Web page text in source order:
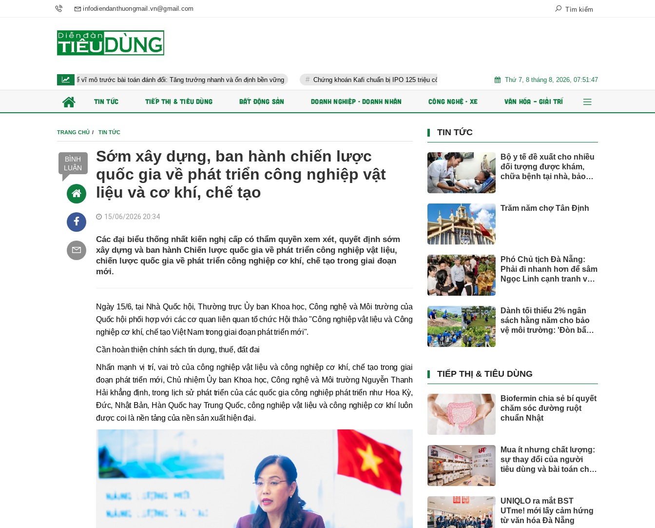
infodiendanthuongmail.vn@gmail.com Tìm kiếm
kinh tế vĩ mô trước bài toán đánh đổi: Tăng trưởng nhanh và ổn định bền vững Chứng khoán Kafi chuẩn bị IPO 125 triệu cổ phiếu và phát hành ESOP Xe điện đang áp đảo thị trường MPV Việt
Thứ 7, 8 tháng 8, 2026, 07:51:48
TIN TỨC TIẾP THỊ & TIÊU DÙNG BẤT ĐỘNG SẢN DOANH NGHIỆP - DOANH NHÂN CÔNG NGHỆ - XE VĂN HÓA – GIẢI TRÍ
TRANG CHỦ TIN TỨC
BÌNH
LUẬN
Sớm xây dựng, ban hành chiến lược
quốc gia về phát triển công nghiệp vật
liệu và cơ khí, chế tạo
15/06/2026 20:34
Các đại biểu thống nhất kiến nghị cấp có thẩm quyền xem xét, quyết định sớm
xây dựng và ban hành Chiến lược quốc gia về phát triển công nghiệp vật liệu,
chiến lược quốc gia về phát triển công nghiệp cơ khí, chế tạo trong giai đoạn
mới.
Ngày 15/6, tại Nhà Quốc hội, Thường trực Ủy ban Khoa học, Công nghệ và Môi trường của
Quốc hội phối hợp với các cơ quan liên quan tổ chức Hội thảo "Công nghiệp vật liệu và Công
nghiệp cơ khí, chế tạo Việt Nam trong giai đoạn phát triển mới".
Cần hoàn thiện chính sách tín dụng, thuế, đất đai
Nhấn mạnh vị trí, vai trò của công nghiệp vật liệu và công nghiệp cơ khí, chế tạo trong giai
đoạn phát triển mới, Chủ nhiệm Ủy ban Khoa học, Công nghệ và Môi trường Nguyễn Thanh
Hải khẳng định, trong lịch sử phát triển của các quốc gia công nghiệp phát triển như Hoa Kỳ,
Đức, Nhật Bản, Hàn Quốc hay Trung Quốc, công nghiệp vật liệu và công nghiệp cơ khí luôn
được coi là nền tảng của nền sản xuất hiện đại.
TIN TỨC
Bộ y tế đề xuất cho nhiều
đối tượng được khám,
chữa bệnh tại nhà, bảo
Trăm năm chợ Tân Định
Phó Chủ tịch Đà Nẵng:
Phải đi nhanh hơn để sâm
Ngọc Linh cạnh tranh với
Dành tối thiểu 2% ngân
sách hằng năm cho bảo
vệ môi trường: 'Đòn bẩy'
TIẾP THỊ & TIÊU DÙNG
Biofermin chia sẻ bí quyết
chăm sóc đường ruột
chuẩn Nhật
Mua ít nhưng chất lượng:
sự thay đổi của người
tiêu dùng và bài toán cho
UNIQLO ra mắt BST
UTme! mới lấy cảm hứng
từ văn hóa Đà Nẵng